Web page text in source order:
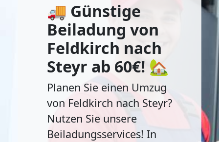
🚚 Günstige
Beiladung von
Feldkirch nach
Steyr ab 60€! 🏡
Planen Sie einen Umzug
von Feldkirch nach Steyr?
Nutzen Sie unsere
Beiladungsservices! In